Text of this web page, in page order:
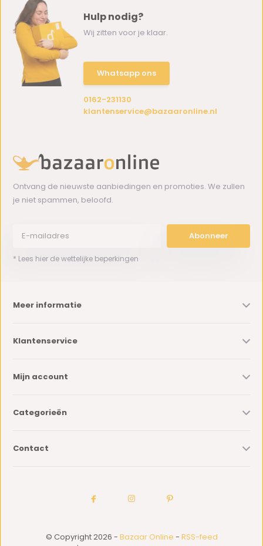
Hulp nodig?
Wij zitten voor je klaar.
Whatsapp ons
0162-231130
klantenservice@bazaaronline.nl
Ontvang de nieuwste aanbiedingen en promoties. We zullen
je niet spammen, beloofd.
Abonneer
* Lees hier de wettelijke beperkingen
Meer informatie
Klantenservice
Mijn account
Categorieën
Contact
© Copyright 2026 - Bazaar Online - RSS-feed